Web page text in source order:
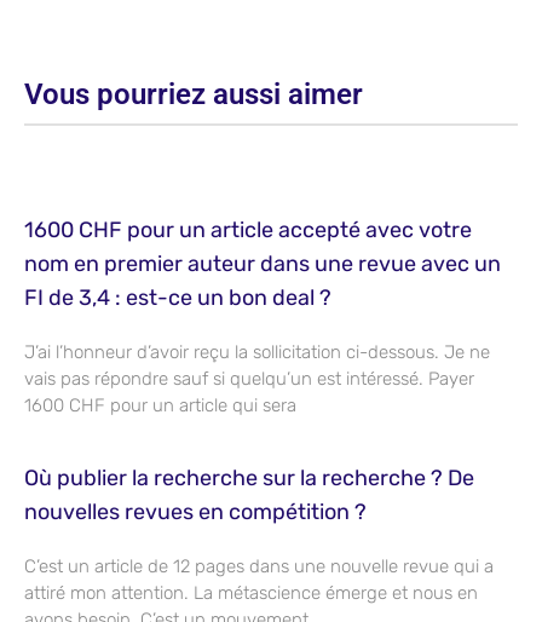
Vous pourriez aussi aimer
1600 CHF pour un article accepté avec votre
nom en premier auteur dans une revue avec un
FI de 3,4 : est-ce un bon deal ?
J’ai l’honneur d’avoir reçu la sollicitation ci-dessous. Je ne
vais pas répondre sauf si quelqu’un est intéressé. Payer
1600 CHF pour un article qui sera
Où publier la recherche sur la recherche ? De
nouvelles revues en compétition ?
C’est un article de 12 pages dans une nouvelle revue qui a
attiré mon attention. La métascience émerge et nous en